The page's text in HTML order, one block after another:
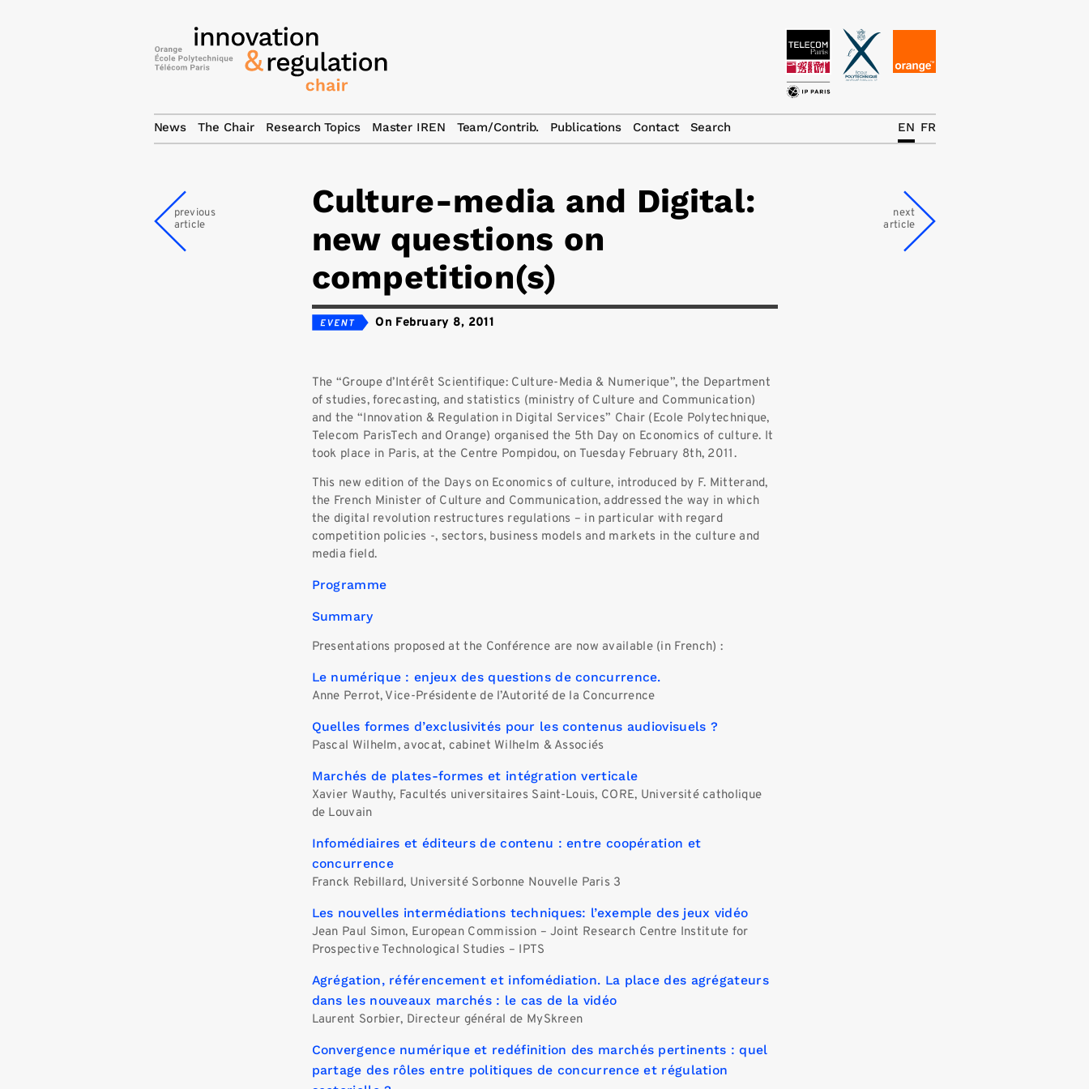
Culture-media and Digital:
new questions on
competition(s)
On February 8, 2011
The “Groupe d’Intérêt Scientifique: Culture-Media & Numerique”, the Department
of studies, forecasting, and statistics (ministry of Culture and Communication)
and the “Innovation & Regulation in Digital Services” Chair (Ecole Polytechnique,
Telecom ParisTech and Orange) organised the 5th Day on Economics of culture. It
took place in Paris, at the Centre Pompidou, on Tuesday February 8th, 2011.
This new edition of the Days on Economics of culture, introduced by F. Mitterand,
the French Minister of Culture and Communication, addressed the way in which
the digital revolution restructures regulations – in particular with regard
competition policies -, sectors, business models and markets in the culture and
media field.
Programme
Summary
Presentations proposed at the Conférence are now available (in French) :
Le numérique : enjeux des questions de concurrence.
Anne Perrot, Vice-Présidente de l’Autorité de la Concurrence
Quelles formes d’exclusivités pour les contenus audiovisuels ?
Pascal Wilhelm, avocat, cabinet Wilhelm & Associés
Marchés de plates-formes et intégration verticale
Xavier Wauthy, Facultés universitaires Saint-Louis, CORE, Université catholique
de Louvain
Infomédiaires et éditeurs de contenu : entre coopération et
concurrence
Franck Rebillard, Université Sorbonne Nouvelle Paris 3
Les nouvelles intermédiations techniques: l’exemple des jeux vidéo
Jean Paul Simon, European Commission – Joint Research Centre Institute for
Prospective Technological Studies – IPTS
Agrégation, référencement et infomédiation. La place des agrégateurs
dans les nouveaux marchés : le cas de la vidéo
Laurent Sorbier, Directeur général de MySkreen
Convergence numérique et redéfinition des marchés pertinents : quel
partage des rôles entre politiques de concurrence et régulation
previous
article
next
article
News The Chair Research Topics Master IREN Team/Contrib. Publications Contact Search FR
EN
News